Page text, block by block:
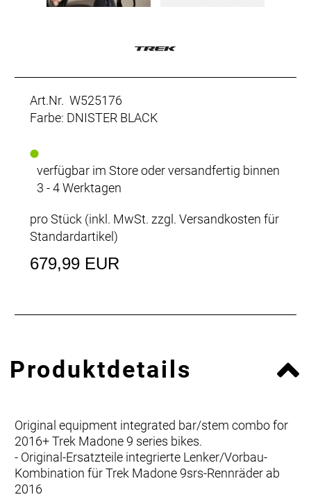
Art.Nr. W525176
Farbe: DNISTER BLACK
verfügbar im Store oder versandfertig binnen
3 - 4 Werktagen
pro Stück (inkl. MwSt. zzgl. Versandkosten für
Standardartikel)
679,99 EUR
Produktdetails
Original equipment integrated bar/stem combo for
2016+ Trek Madone 9 series bikes.
- Original-Ersatzteile integrierte Lenker/Vorbau-
Kombination für Trek Madone 9srs-Rennräder ab
2016